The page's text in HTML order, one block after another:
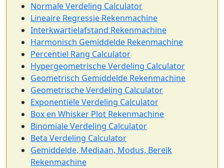
Normale Verdeling Calculator
Lineaire Regressie Rekenmachine
Interkwartielafstand Rekenmachine
Harmonisch Gemiddelde Rekenmachine
Percentiel Rang Calculator
Hypergeometrische Verdeling Calculator
Geometrisch Gemiddelde Rekenmachine
Geometrische Verdeling Calculator
Exponentiële Verdeling Calculator
Box en Whisker Plot Rekenmachine
Binomiale Verdeling Calculator
Beta Verdeling Calculator
Gemiddelde, Mediaan, Modus, Bereik
Rekenmachine